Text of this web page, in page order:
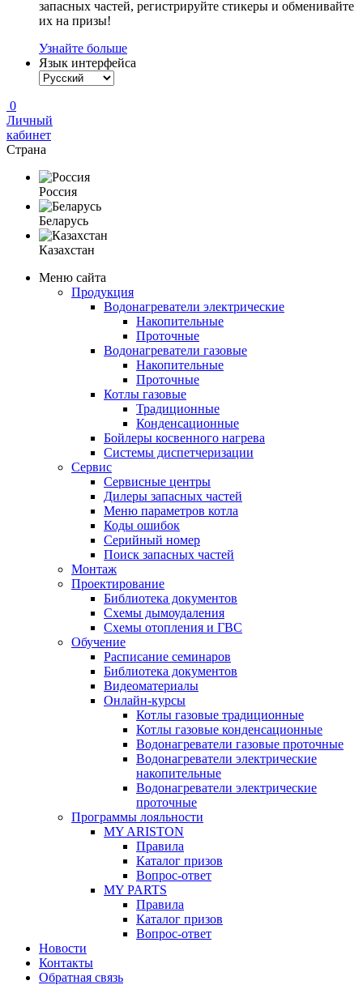
запасных частей, регистрируйте стикеры и обменивайте
их на призы!
Узнайте больше
Язык интерфейса
0
Личный
кабинет
Страна
Россия
Беларусь
Казахстан
Меню сайта
Продукция
Водонагреватели электрические
Накопительные
Проточные
Водонагреватели газовые
Накопительные
Проточные
Котлы газовые
Традиционные
Конденсационные
Бойлеры косвенного нагрева
Системы диспетчеризации
Сервис
Сервисные центры
Дилеры запасных частей
Меню параметров котла
Коды ошибок
Серийный номер
Поиск запасных частей
Монтаж
Проектирование
Библиотека документов
Схемы дымоудаления
Схемы отопления и ГВС
Обучение
Расписание семинаров
Библиотека документов
Видеоматериалы
Онлайн-курсы
Котлы газовые традиционные
Котлы газовые конденсационные
Водонагреватели газовые проточные
Водонагреватели электрические
накопительные
Водонагреватели электрические
проточные
Программы лояльности
MY ARISTON
Правила
Каталог призов
Вопрос-ответ
MY PARTS
Правила
Каталог призов
Вопрос-ответ
Новости
Контакты
Обратная связь